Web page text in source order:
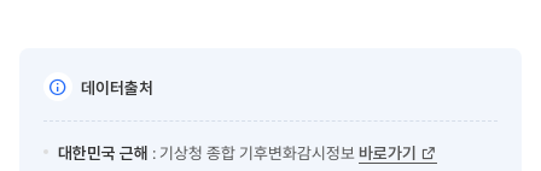
데이터출처
대한민국 근해 : 기상청 종합 기후변화감시정보 바로가기